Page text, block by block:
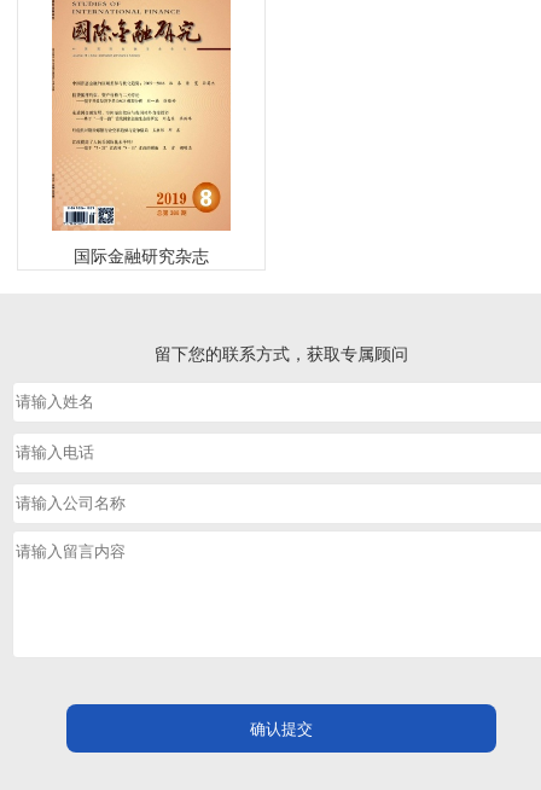
国际金融研究杂志
留下您的联系方式，获取专属顾问